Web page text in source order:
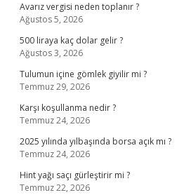
Avarız vergisi neden toplanır ?
Ağustos 5, 2026
500 liraya kaç dolar gelir ?
Ağustos 3, 2026
Tulumun içine gömlek giyilir mi ?
Temmuz 29, 2026
Karşı koşullanma nedir ?
Temmuz 24, 2026
2025 yılında yılbaşında borsa açık mı ?
Temmuz 24, 2026
Hint yağı saçı gürleştirir mi ?
Temmuz 22, 2026